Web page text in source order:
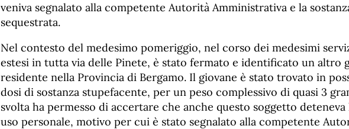
veniva segnalato alla competente Autorità Amministrativa e la
sequestrata.
Nel contesto del medesimo pomeriggio, nel corso dei medesimi
estesi in tutta via delle Pinete, è stato fermato e identificato un altro
residente nella Provincia di Bergamo. Il giovane è stato trovato in
dosi di sostanza stupefacente, per un peso complessivo di quasi 3
svolta ha permesso di accertare che anche questo soggetto deteneva
uso personale, motivo per cui è stato segnalato alla competente